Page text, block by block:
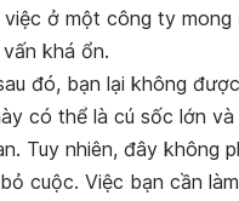
việc ở một công ty
khá ổn.
đó, bạn lại không
có thể là cú sốc lớn
Tuy nhiên, đây không
cuộc. Việc bạn cần